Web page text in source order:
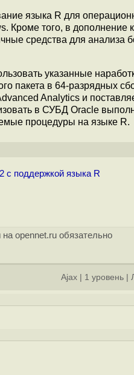
языка R для
того, в дополнение
средства для анализа
указанные
пакета в 64-разрядных
Analytics и
в СУБД Oracle
процедуры на языке R.
с поддержкой языка R
opennet.ru обязательно
Ajax 1 уровень